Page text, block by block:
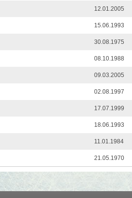
12.01.2005
15.06.1993
30.08.1975
08.10.1988
09.03.2005
02.08.1997
17.07.1999
18.06.1993
11.01.1984
21.05.1970